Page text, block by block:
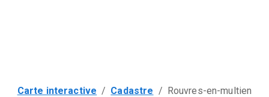
Carte interactive / Cadastre / Rouvres-en-multien